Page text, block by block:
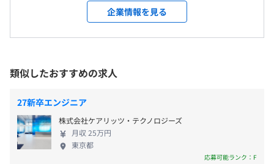
サイバーエージェントグループのエンジニア、クリエイタ
ーが参加して毎年開催される社内技術カンファレンス。最
新の技術的知見や事例の共有、社内だからこそ話せる開発
て1年間の成果をアウトプットする場となっています。
◆CAゼミ制度
大学における研究室やゼミのように興味関心のある研究テ
ーマを軸にゼミ生が集まり、研究テーマに沿って活動を行
う制度。事業部やサービス単位では着手が難しい領域への
技術的な取り組みや、技術者の知識向上を支援していま
各オフィス、フロアにはアルコール消毒スプレーおよび常
備薬を準備、トイレにはうがい薬を設置しオフィスで働く
社員の健康維持に配慮しています。
就業場所の変更範囲
東京本社
＜変更範囲＞
会社の定める場所（すべてのオフィス、テレワークをおこ
なう場所を含む）、出向する場合は出向先の定める場所
・所定時間外60時間を超える賃金（20時間分） 45,243
※職種、能力などに応じて2年目以降は裁量労働制を適用
・裁量労働制の場合：固定残業代の相当時間／月：時間外
46時間、深夜46時間
・月給制職種の場合：固定残業代の相当時間／月：時間外
80時間、深夜46時間
新規事業立ち上げ時の技術選定など、多岐にわたる
開発業務に携わってくださる新卒エンジニアを募集
しています！ ▼わたしたちが展開するプロダクトが
紹介いたします。 ・『ABEMA』：テレビのイノベー
ションを目指し"新しい未来のテレビ"として展開す
る動画配信事業 ・『タップル』：新しい出会いのあ
り方を築き、恋愛の総量を増やす。 ・『プロジェク
トセカイ カラフルステージ！ feat. 初音ミク』：最高
のコンテンツでおうち時間、待ち時間でも感動や興
奮を提供する。 ・『MG-DX』：生活様式の変化にと
企業情報を見る
類似したおすすめの求人
27新卒エンジニア
株式会社ケアリッツ・テクノロジーズ
月収 25万円
東京都
応募可能ランク：F